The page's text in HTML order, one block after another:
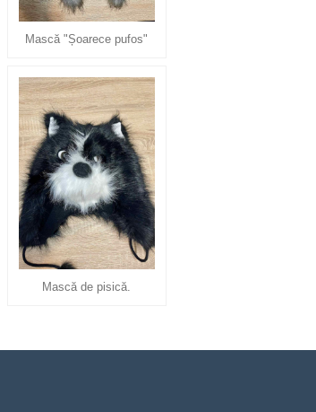
Mască "Șoarece pufos"
Mască de pisică.